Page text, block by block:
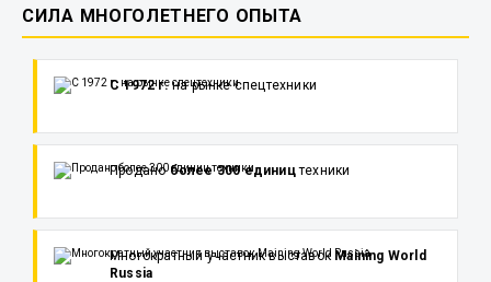
СИЛА МНОГОЛЕТНЕГО ОПЫТА
С 1972 г.на рынке спецтехники
Проданоболее 300 едиництехники
Многократный участник выставок Maining World
Russia